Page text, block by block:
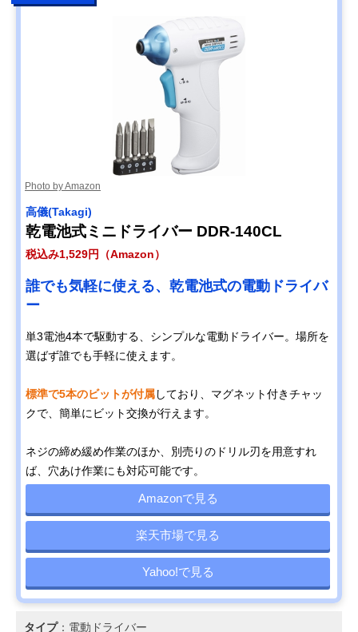
Photo by Amazon
高儀(Takagi)
乾電池式ミニドライバー DDR-140CL
税込み1,529円（Amazon）
誰でも気軽に使える、乾電池式の電動ドライバ
ー
単3電池4本で駆動する、シンプルな電動ドライバー。場所を
選ばず誰でも手軽に使えます。
標準で5本のビットが付属しており、マグネット付きチャッ
クで、簡単にビット交換が行えます。
ネジの締め緩め作業のほか、別売りのドリル刃を用意すれ
ば、穴あけ作業にも対応可能です。
Amazonで見る
楽天市場で見る
Yahoo!で見る
タイプ：電動ドライバー